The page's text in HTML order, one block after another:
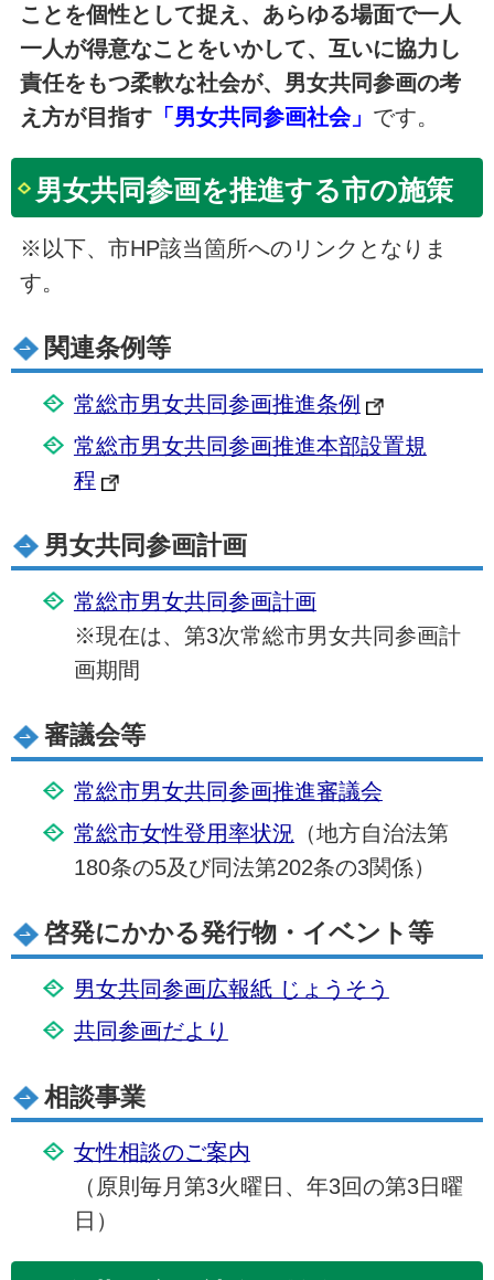
ことを個性として捉え、あらゆる場面で一人
一人が得意なことをいかして、互いに協力し
責任をもつ柔軟な社会が、男女共同参画の考
え方が目指す「男女共同参画社会」 です。
男女共同参画を推進する市の施策
※以下、市HP該当箇所へのリンクとなりま
す。
関連条例等
常総市男女共同参画推進条例
常総市男女共同参画推進本部設置規
程
男女共同参画計画
常総市男女共同参画計画
※現在は、第3次常総市男女共同参画計
画期間
審議会等
常総市男女共同参画推進審議会
常総市女性登用率状況 （地方自治法第
180条の5及び同法第202条の3関係）
啓発にかかる発行物・イベント等
男女共同参画広報紙 じょうそう
共同参画だより
相談事業
女性相談のご案内
（原則毎月第3火曜日、年3回の第3日曜
日）